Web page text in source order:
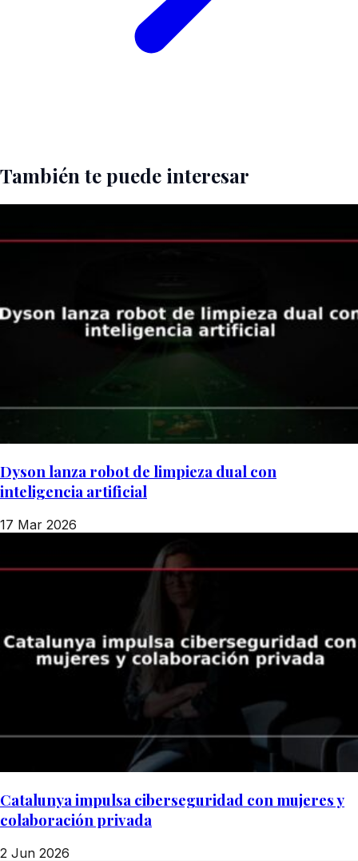
También te puede interesar
Dyson lanza robot de limpieza dual con
inteligencia artificial
17 Mar 2026
Catalunya impulsa ciberseguridad con mujeres y
colaboración privada
2 Jun 2026